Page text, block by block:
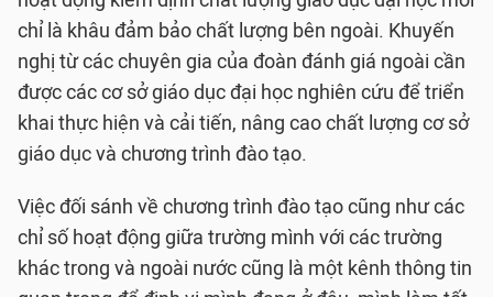
chỉ là khâu đảm bảo chất lượng bên ngoài. Khuyến
nghị từ các chuyên gia của đoàn đánh giá ngoài cần
được các cơ sở giáo dục đại học nghiên cứu để triển
khai thực hiện và cải tiến, nâng cao chất lượng cơ sở
giáo dục và chương trình đào tạo.
Việc đối sánh về chương trình đào tạo cũng như các
chỉ số hoạt động giữa trường mình với các trường
khác trong và ngoài nước cũng là một kênh thông tin